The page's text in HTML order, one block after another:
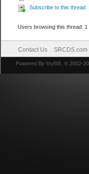
Subscribe to this thread
Users browsing this thread:
Contact Us SRCDS.com
Powered By MyBB , © 2002-